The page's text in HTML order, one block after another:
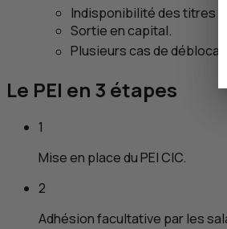
Indisponibilité des titres
Sortie en capital.
Plusieurs cas de
Le PEI en 3 étapes
1
Mise en place duPEICIC.
2
Adhésion facultative par les